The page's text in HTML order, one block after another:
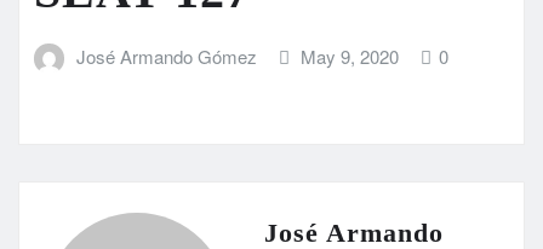
José Armando Gómez May 9, 2020 0
José Armando